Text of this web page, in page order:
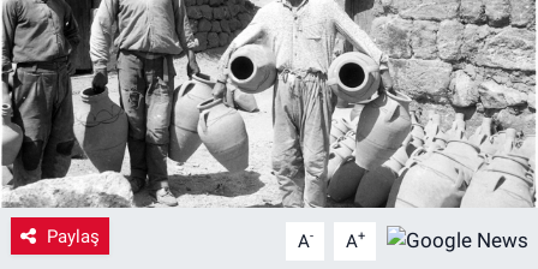
Paylaş A- A+